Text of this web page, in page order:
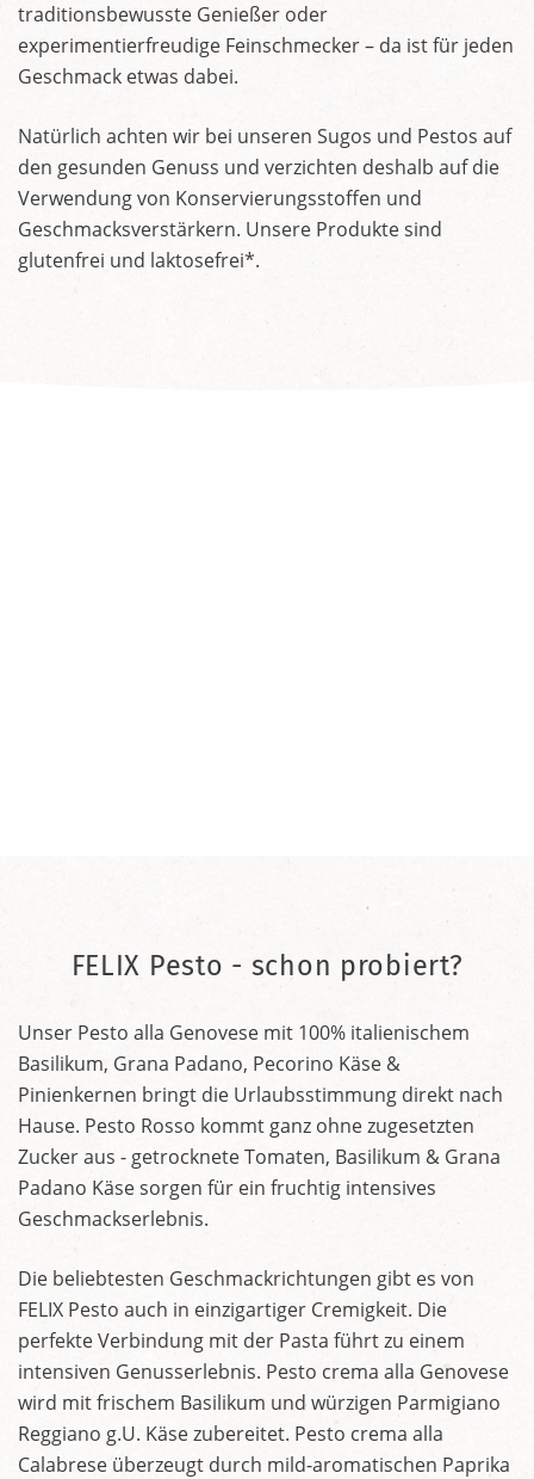
traditionsbewusste Genießer oder
experimentierfreudige Feinschmecker – da ist für jeden
Geschmack etwas dabei.
Natürlich achten wir bei unseren Sugos und Pestos auf
den gesunden Genuss und verzichten deshalb auf die
Verwendung von Konservierungsstoffen und
Geschmacksverstärkern. Unsere Produkte sind
glutenfrei und laktosefrei*.
FELIX Pesto - schon probiert?
Unser Pesto alla Genovese mit 100% italienischem
Basilikum, Grana Padano, Pecorino Käse &
Pinienkernen bringt die Urlaubsstimmung direkt nach
Hause. Pesto Rosso kommt ganz ohne zugesetzten
Zucker aus - getrocknete Tomaten, Basilikum & Grana
Padano Käse sorgen für ein fruchtig intensives
Geschmackserlebnis.
Die beliebtesten Geschmackrichtungen gibt es von
FELIX Pesto auch in einzigartiger Cremigkeit. Die
perfekte Verbindung mit der Pasta führt zu einem
intensiven Genusserlebnis. Pesto crema alla Genovese
wird mit frischem Basilikum und würzigen Parmigiano
Reggiano g.U. Käse zubereitet. Pesto crema alla
Calabrese überzeugt durch mild-aromatischen Paprika